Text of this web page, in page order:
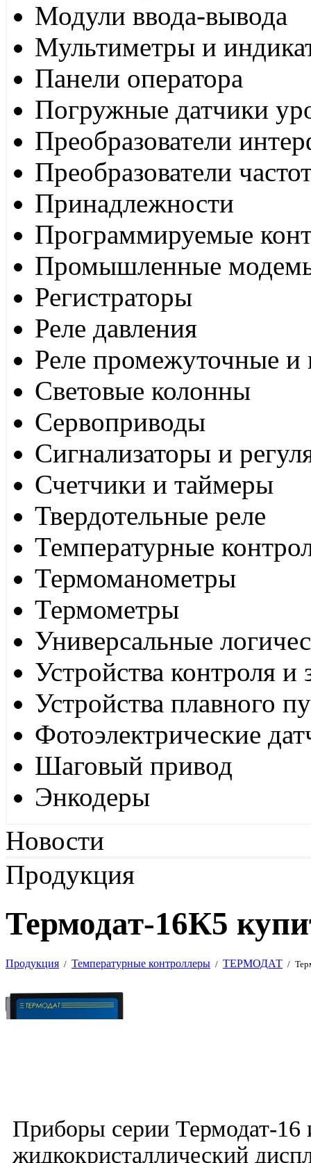
Модули ввода-вывода
Мультиметры и
Панели оператора
Погружные датчики
Преобразователи
Преобразователи
Принадлежности
Программируемые
Промышленные
Регистраторы
Реле давления
Реле промежуточные и
Световые колонны
Сервоприводы
Сигнализаторы и
Счетчики и таймеры
Твердотельные реле
Температурные
Термоманометры
Термометры
Универсальные
Устройства контроля
Устройства плавного
Фотоэлектрические
Шаговый привод
Энкодеры
Новости
Продукция
Термодат-16К5
Продукция / Температурные контроллеры / ТЕРМОДАТ /
Приборы серии Термодат-16
жидкокристаллический